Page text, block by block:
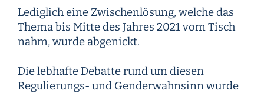
Lediglich eine Zwischenlösung, welche das
Thema bis Mitte des Jahres 2021 vom Tisch
nahm, wurde abgenickt.
Die lebhafte Debatte rund um diesen
Regulierungs- und Genderwahnsinn wurde